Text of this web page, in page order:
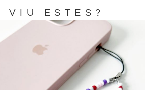
VIU ESTES?